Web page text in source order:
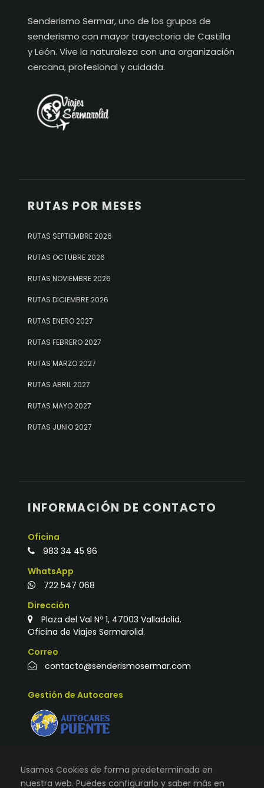
Senderismo Sermar, uno de los grupos de
senderismo con mayor trayectoria de Castilla
y León. Vive la naturaleza con una organización
cercana, profesional y cuidada.
RUTAS POR MESES
RUTAS SEPTIEMBRE 2026
RUTAS OCTUBRE 2026
RUTAS NOVIEMBRE 2026
RUTAS DICIEMBRE 2026
RUTAS ENERO 2027
RUTAS FEBRERO 2027
RUTAS MARZO 2027
RUTAS ABRIL 2027
RUTAS MAYO 2027
RUTAS JUNIO 2027
INFORMACIÓN DE CONTACTO
Oficina
983 34 45 96
WhatsApp
722 547 068
Dirección
Plaza del Val Nº 1, 47003 Valladolid.
Oficina de Viajes Sermarolid.
Correo
contacto@senderismosermar.com
Gestión de Autocares
Usamos Cookies de forma predeterminada en
nuestra web. Puedes configurarlo y saber más en